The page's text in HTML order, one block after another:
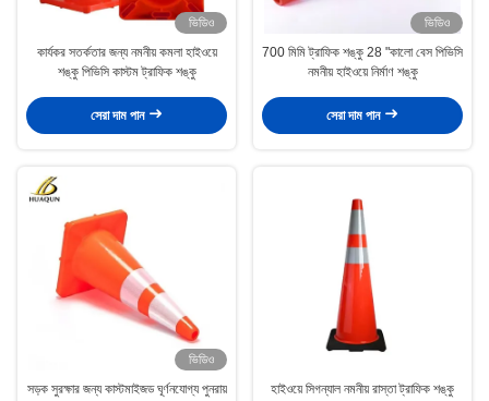
ভিডিও
কার্যকর সতর্কতার জন্য নমনীয় কমলা হাইওয়ে
শঙ্কু পিভিসি কাস্টম ট্রাফিক শঙ্কু
সেরা দাম পান
ভিডিও
700 মিমি ট্রাফিক শঙ্কু 28 "কালো বেস পিভিসি
নমনীয় হাইওয়ে নির্মাণ শঙ্কু
সেরা দাম পান
ভিডিও
সড়ক সুরক্ষার জন্য কাস্টমাইজড ঘূর্ণনযোগ্য পুনরায়
হাইওয়ে সিগন্যাল নমনীয় রাস্তা ট্রাফিক শঙ্কু